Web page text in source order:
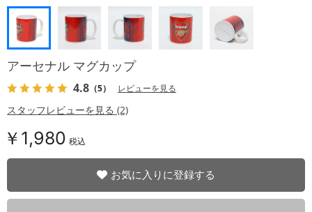
アーセナル マグカップ
4.8 （5） レビューを見る
スタッフレビューを見る (2)
￥1,980 税込
お気に入りに登録する